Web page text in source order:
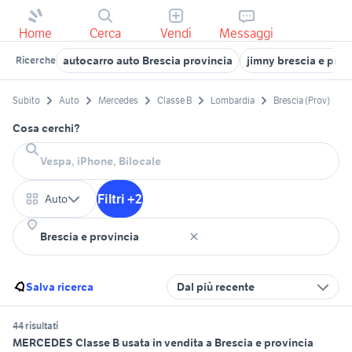
Home Cerca Vendi Messaggi
Ricerche autocarro auto Brescia provincia jimny brescia e
Subito Auto Mercedes Classe B Lombardia Brescia (Prov)
Cosa cerchi?
Auto Filtri +2
Salva ricerca Dal più recente
44 risultati
MERCEDES Classe B usata in vendita a Brescia e provincia